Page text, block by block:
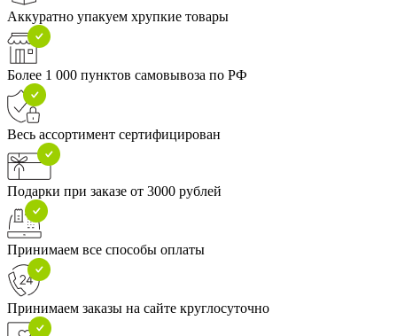
Аккуратно упакуем хрупкие товары
Более 1 000 пунктов самовывоза по РФ
Весь ассортимент сертифицирован
Подарки при заказе от 3000 рублей
Принимаем все способы оплаты
Принимаем заказы на сайте круглосуточно